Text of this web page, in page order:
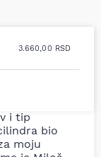
3.660,00 RSD
i
koji je
i tip
bio
moju